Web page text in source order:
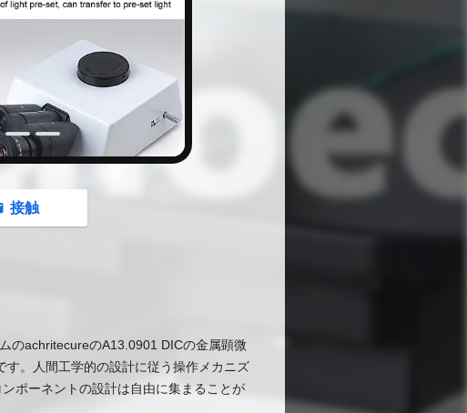
接触
のachritecureのA13.0901 DICの金属顕微
。人間工学的の設計に従う操作メカニズ
ポーネントの設計は自由に集まることが